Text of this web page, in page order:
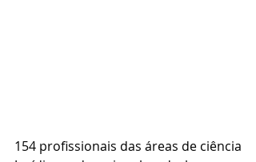
154 profissionais das áreas de ciência